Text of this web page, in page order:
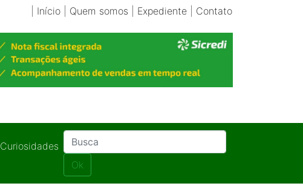
Início| Quem somos Expediente| Contato
Curiosidades
Ok